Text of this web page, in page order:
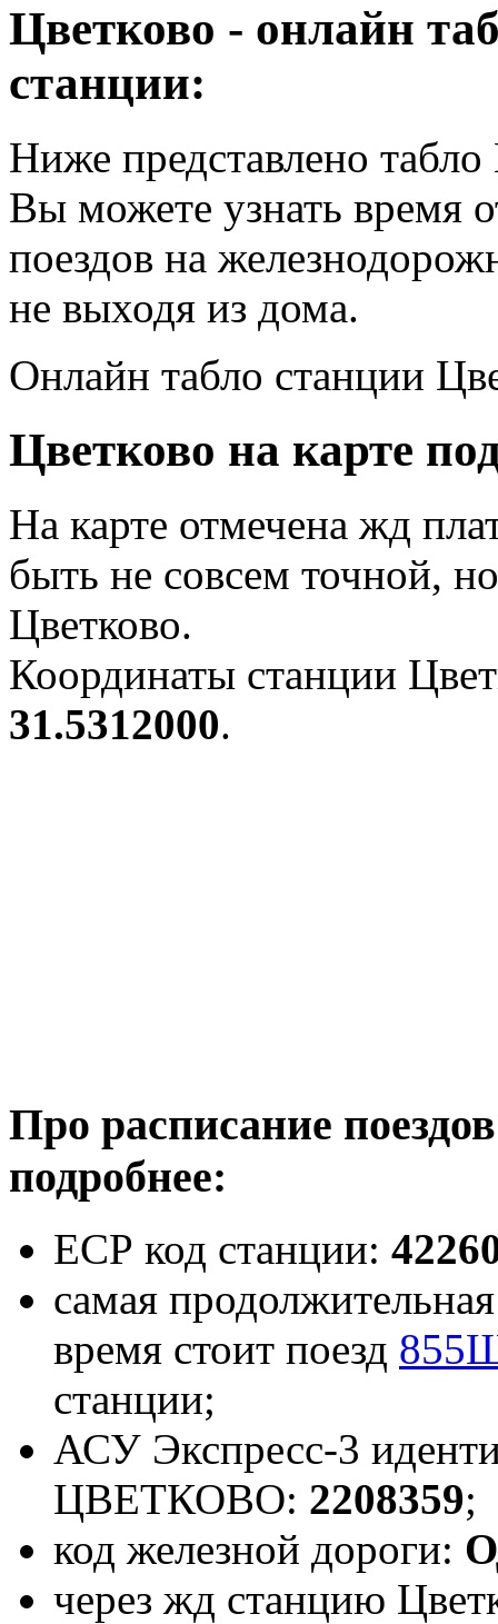
Цветково - онлайн
станции:
Ниже представлено
Вы можете узнать время
поездов на
не выходя из дома.
Онлайн табло станции
Цветково на карте
На карте отмечена жд
быть не совсем точной,
Цветково.
Координаты станции
31.5312000.
Про расписание
подробнее:
ЕСР код станции:
самая
время стоит поезд
станции;
АСУ Экспресс-3
ЦВЕТКОВО: 2208359;
код железной дороги:
через жд станцию